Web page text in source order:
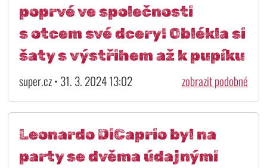
poprvé ve společnosti
s otcem své dcery! Oblékla si
šaty s výstřihem až k pupíku
super.cz • 31. 3. 2024 13:02 zobrazit podobné
Leonardo DiCaprio byl na
party se dvěma údajnými